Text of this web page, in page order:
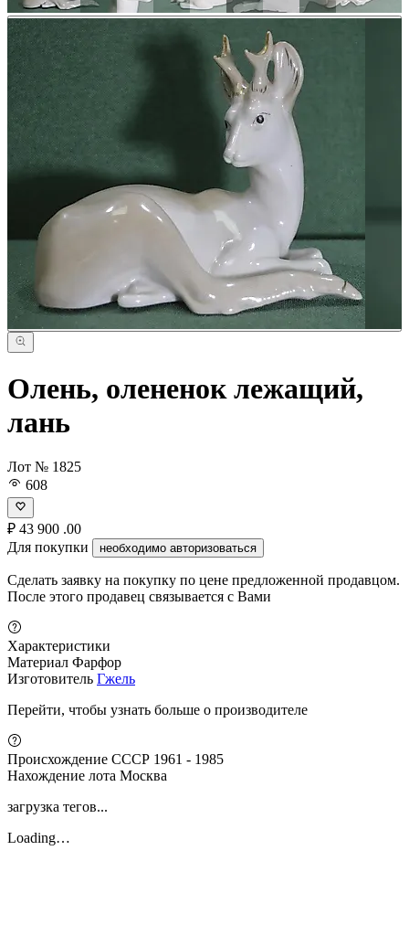
Олень, олененок лежащий,
лань
Лот № 1825
608
₽ 43 900 .00
Для покупки
необходимо авторизоваться
Сделать заявку на покупку по цене предложенной продавцом.
После этого продавец связывается с Вами
Характеристики
Материал Фарфор
Изготовитель Гжель
Перейти, чтобы узнать больше о производителе
Происхождение СССР 1961 - 1985
Нахождение лота Москва
загрузка тегов...
Loading…